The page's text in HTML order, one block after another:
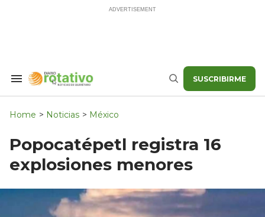
Search
Navigation
Buscar SUSCRIBIRME
Home > Noticias > México
Popocatépetl registra 16
explosiones menores